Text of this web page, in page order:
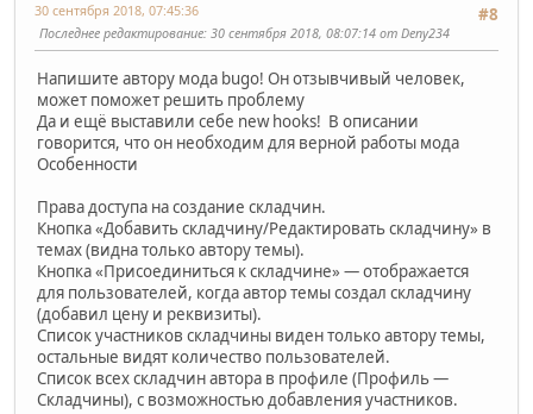
#8
30 сентября 2018, 07:45:36
Последнее редактирование: 30 сентября 2018, 08:07:14 от Deny234
Напишите автору мода bugo! Он отзывчивый человек,
может поможет решить проблему
Да и ещё выставили себе new hooks! В описании
говорится, что он необходим для верной работы мода
Особенности
Права доступа на создание складчин.
Кнопка «Добавить складчину/Редактировать складчину» в
темах (видна только автору темы).
Кнопка «Присоединиться к складчине» — отображается
для пользователей, когда автор темы создал складчину
(добавил цену и реквизиты).
Список участников складчины виден только автору темы,
остальные видят количество пользователей.
Список всех складчин автора в профиле (Профиль —
Складчины), с возможностью добавления участников.